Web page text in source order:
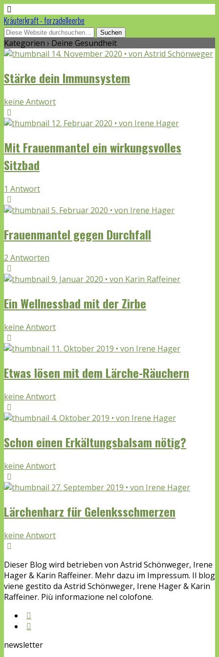
Kräuterkraft - forzadelleerbe
Kategorien › Deine Gesundheit
14. November 2020 • von Astrid Schönweger
Stärke dein Immunsystem
keine Antwort
12. Februar 2020 • von Irene Hager
Mit Frauenmantel ein wirkungsvolles
Sitzbad
1 Antwort
5. Februar 2020 • von Irene Hager
Frauenmantel gegen Durchfall
2 Antworten
9. Januar 2020 • von Karin Raffeiner
Ein Wellnessbad mit der Zirbe
keine Antwort
11. Oktober 2019 • von Irene Hager
Etwas lösen mit dem Lärche-Räuchern
keine Antwort
4. Oktober 2019 • von Irene Hager
Schon einen Erkältungsbalsam nötig?
keine Antwort
27. September 2019 • von Irene Hager
Lärchenharz für Gelenksschmerzen
keine Antwort
Dieser Blog wird betrieben von Astrid Schönweger, Irene
Hager & Karin Raffeiner. Mehr dazu im Impressum. Il blog
viene gestito da Astrid Schönweger, Irene Hager & Karin
Raffeiner. Più informazione nel colofone.
newsletter